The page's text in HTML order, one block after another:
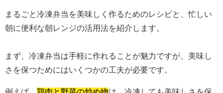
まるごと冷凍弁当を美味しく作るためのレシピと、忙しい
朝に便利な朝レンジの活用法を紹介します。
まず、冷凍弁当は手軽に作れることが魅力ですが、美味し
さを保つためにはいくつかの工夫が必要です。
例えば、 鶏肉と野菜の炒め物は、冷凍しても美味しさを保